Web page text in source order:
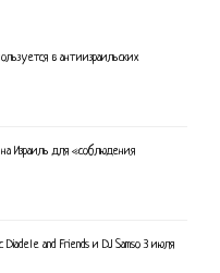
в антиизраильских
Израиль для «соблюдения
and Friends и DJ Samso 3 июля